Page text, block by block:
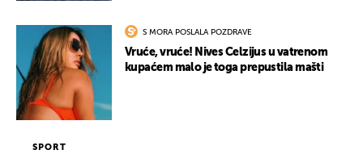
S MORA POSLALA POZDRAVE
Vruće, vruće! Nives Celzijus u vatrenom
kupaćem malo je toga prepustila mašti
SPORT